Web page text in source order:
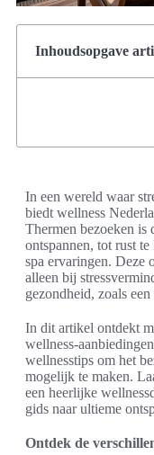
Inhoudsopgave
In een wereld waar
biedt wellness
Thermen bezoeken is
ontspannen, tot rust
spa ervaringen. Deze
alleen bij
gezondheid, zoals
In dit artikel ontdekt
wellness-
wellnesstips om het
mogelijk te maken.
een heerlijke
gids naar ultieme
Ontdek de